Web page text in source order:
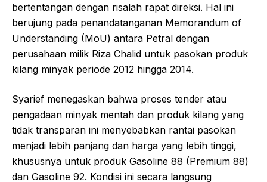
bertentangan dengan risalah rapat direksi. Hal ini
berujung pada penandatanganan Memorandum of
Understanding (MoU) antara Petral dengan
perusahaan milik Riza Chalid untuk pasokan produk
kilang minyak periode 2012 hingga 2014.
Syarief menegaskan bahwa proses tender atau
pengadaan minyak mentah dan produk kilang yang
tidak transparan ini menyebabkan rantai pasokan
menjadi lebih panjang dan harga yang lebih tinggi,
khususnya untuk produk Gasoline 88 (Premium 88)
dan Gasoline 92. Kondisi ini secara langsung